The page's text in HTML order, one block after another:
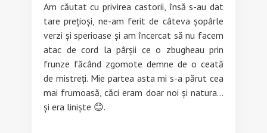
Am căutat cu privirea castorii, însă s-au dat
tare prețioși, ne-am ferit de câteva șopârle
verzi și sperioase și am încercat să nu facem
atac de cord la pârșii ce o zbugheau prin
frunze făcând zgomote demne de o ceată
de mistreți. Mie partea asta mi s-a părut cea
mai frumoasă, căci eram doar noi și natura…
și era liniște 😊.